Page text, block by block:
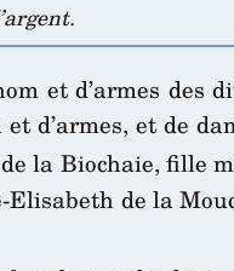
et d’armes
d’armes, et de
la Biochaie, fille
de la